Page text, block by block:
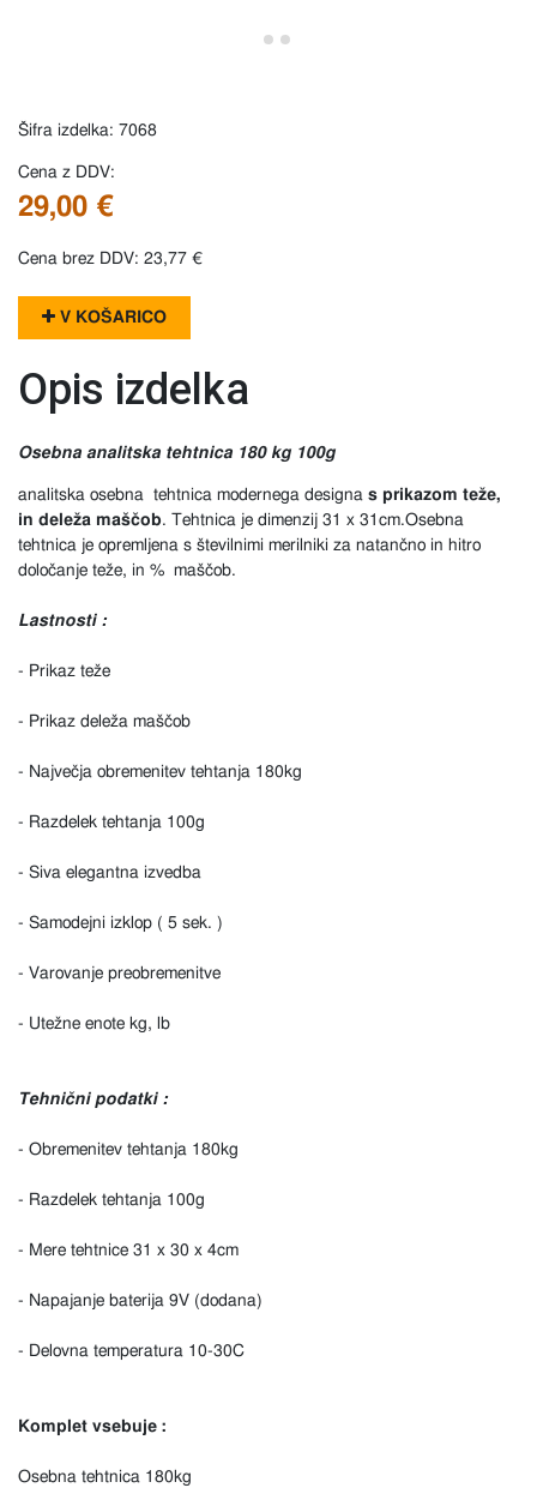
Šifra izdelka: 7068
Cena z DDV:
29,00 €
Cena brez DDV: 23,77 €
V KOŠARICO
Opis izdelka
Osebna analitska tehtnica 180 kg 100g
analitska osebna tehtnica modernega designa s prikazom teže,
in deleža maščob. Tehtnica je dimenzij 31 x 31cm.Osebna
tehtnica je opremljena s številnimi merilniki za natančno in hitro
določanje teže, in % maščob.
Lastnosti :
- Prikaz teže
- Prikaz deleža maščob
- Največja obremenitev tehtanja 180kg
- Razdelek tehtanja 100g
- Siva elegantna izvedba
- Samodejni izklop ( 5 sek. )
- Varovanje preobremenitve
- Utežne enote kg, lb
Tehnični podatki :
- Obremenitev tehtanja 180kg
- Razdelek tehtanja 100g
- Mere tehtnice 31 x 30 x 4cm
- Napajanje baterija 9V (dodana)
- Delovna temperatura 10-30C
Komplet vsebuje :
Osebna tehtnica 180kg